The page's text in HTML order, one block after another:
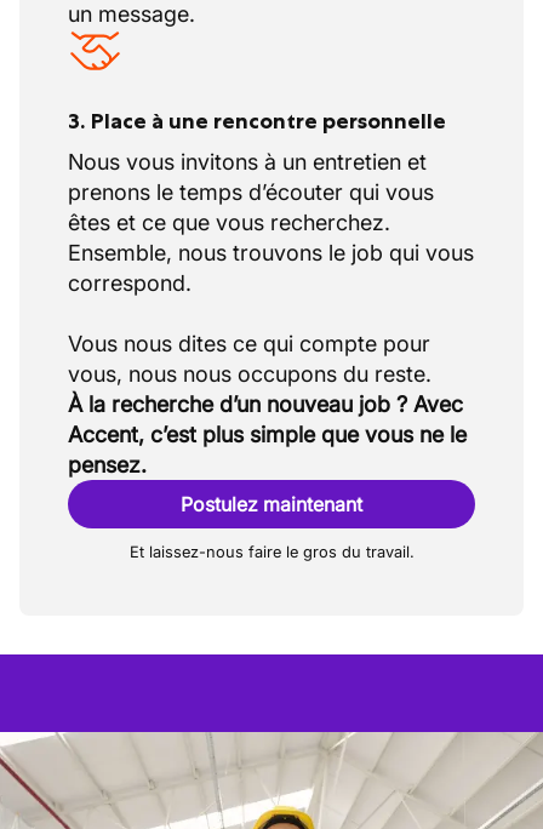
un message.
3. Place à une rencontre personnelle
Nous vous invitons à un entretien et
prenons le temps d’écouter qui vous
êtes et ce que vous recherchez.
Ensemble, nous trouvons le job qui vous
correspond.
Vous nous dites ce qui compte pour
À la recherche d’un nouveau job ? Avec
Accent, c’est plus simple que vous ne le
pensez.
Postulez maintenant
Et laissez-nous faire le gros du travail.